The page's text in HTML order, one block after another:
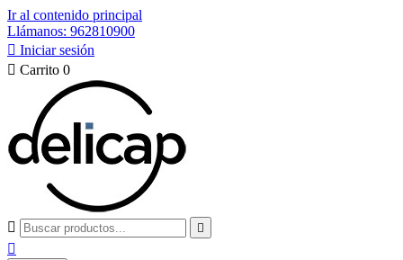
Ir al contenido principal
Llámanos: 962810900
 Iniciar sesión
 Carrito 0
 
